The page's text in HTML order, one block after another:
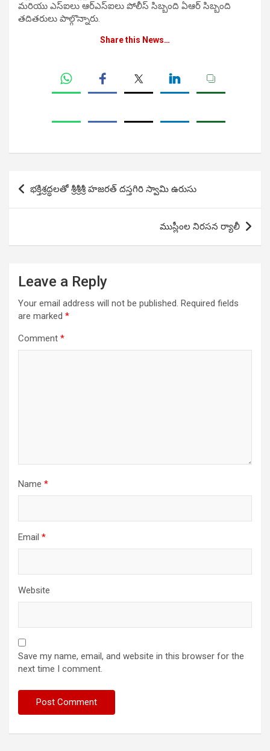
మరియు ఎస్ఐలు ఆర్ఎస్ఐలు పోలీస్ సిబ్బంది ఏఆర్ సిబ్బంది
తదితరులు పాల్గొన్నారు.
Share this News…
Post
navigation
భక్తిశ్రద్ధలతో శ్రీశ్రీశ్రీ హజరత్ దస్తగిరి స్వామి ఉరుసు
ముస్లీంల నిరసన ర్యాలీ
Leave a Reply
Your email address will not be published. Required fields
are marked *
Comment *
Name *
Email *
Website
Save my name, email, and website in this browser for the
next time I comment.